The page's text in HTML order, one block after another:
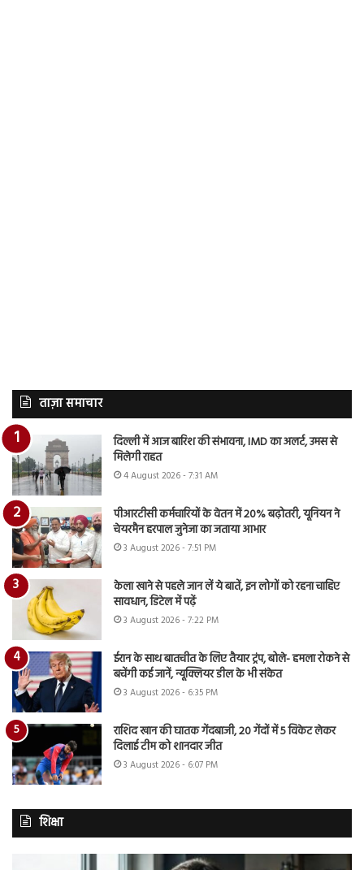
ताज़ा समाचार
दिल्ली में आज बारिश की संभावना, IMD का अलर्ट, उमस से
मिलेगी राहत
4 August 2026 - 7:31 AM
पीआरटीसी कर्मचारियों के वेतन में 20% बढ़ोतरी, यूनियन ने
चेयरमैन हरपाल जुनेजा का जताया आभार
3 August 2026 - 7:51 PM
केला खाने से पहले जान लें ये बातें, इन लोगों को रहना चाहिए
सावधान, डिटेल में पढ़ें
3 August 2026 - 7:22 PM
ईरान के साथ बातचीत के लिए तैयार ट्रंप, बोले- हमला रोकने से
बचेंगी कई जानें, न्यूक्लियर डील के भी संकेत
3 August 2026 - 6:35 PM
राशिद खान की घातक गेंदबाजी, 20 गेंदों में 5 विकेट लेकर
दिलाई टीम को शानदार जीत
3 August 2026 - 6:07 PM
शिक्षा